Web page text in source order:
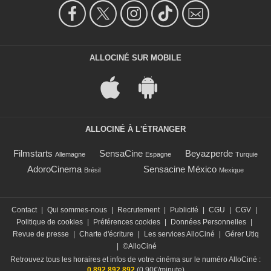
ALLOCINÉ SUR MOBILE
ALLOCINÉ À L'ÉTRANGER
Filmstarts Allemagne SensaCine Espagne Beyazperde Turquie
AdoroCinema Brésil Sensacine México Mexique
Contact | Qui sommes-nous | Recrutement | Publicité | CGU | CGV |
Politique de cookies | Préférences cookies | Données Personnelles |
Revue de presse
| Charte d'écriture | Les services AlloCiné | Gérer Utiq
| ©AlloCiné
Retrouvez tous les horaires et infos de votre cinéma sur le numéro AlloCiné :